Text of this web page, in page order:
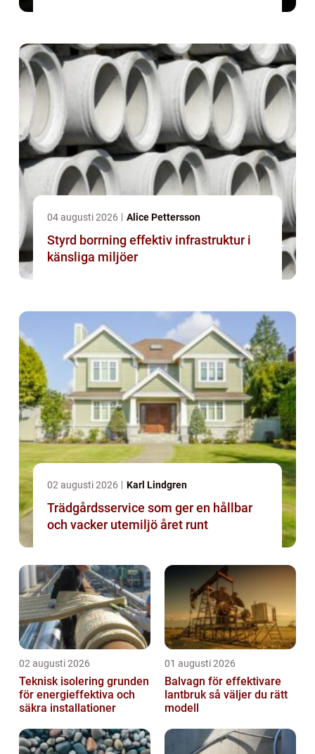
04 augusti 2026 Alice Pettersson
Styrd borrning effektiv infrastruktur i
känsliga miljöer
02 augusti 2026 Karl Lindgren
Trädgårdsservice som ger en hållbar
och vacker utemiljö året runt
02 augusti 2026
Teknisk isolering grunden
för energieffektiva och
säkra installationer
01 augusti 2026
Balvagn för effektivare
lantbruk så väljer du rätt
modell